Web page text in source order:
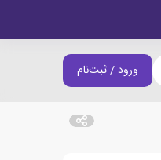
سبد خرید
ورود / ثبت‌نام